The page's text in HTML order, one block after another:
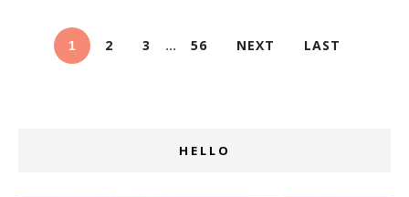
1 2 3 ... 56 NEXT LAST
HELLO